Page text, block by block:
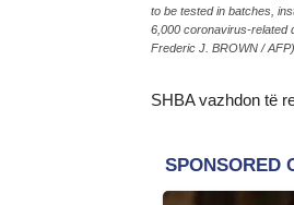
to be tested in batches,
6,000 coronavirus-related
Frederic J. BROWN /
SHBA vazhdon të